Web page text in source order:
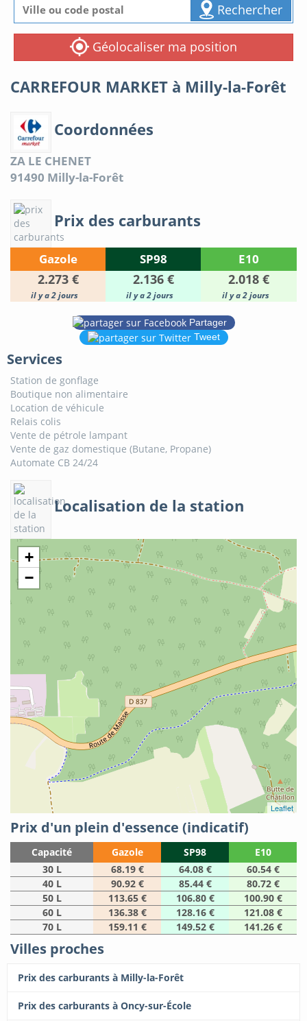
Rechercher
Géolocaliser ma position
CARREFOUR MARKET à Milly-la-Forêt
Coordonnées
ZA LE CHENET
91490 Milly-la-Forêt
Prix des carburants
Gazole SP98 E10
2.273 € 2.136 € 2.018 €
il y a 2 jours il y a 2 jours il y a 2 jours
Partager
Tweet
Services
Station de gonflage
Boutique non alimentaire
Location de véhicule
Relais colis
Vente de pétrole lampant
Vente de gaz domestique (Butane, Propane)
Automate CB 24/24
Localisation de la station
+
−
Leaflet
Prix d'un plein d'essence (indicatif)
Capacité Gazole SP98
E10
30 L
68.19 € 64.08 €
60.54 €
40 L
90.92 € 85.44 €
80.72 €
50 L
113.65 € 106.80 €
100.90 €
60 L
136.38 € 128.16 €
121.08 €
70 L
159.11 € 149.52 € 141.26 €
Villes proches
Prix des carburants à Milly-la-Forêt
Prix des carburants à Oncy-sur-École